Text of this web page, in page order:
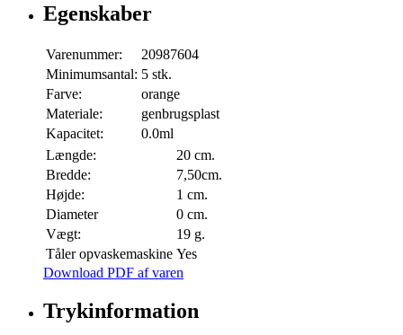
Egenskaber
Varenummer:
20987604
Minimumsantal: 5 stk.
Farve:
orange
Materiale:
genbrugsplast
Kapacitet:
0.0ml
Længde:
20 cm.
Bredde:
7,50cm.
Højde:
1 cm.
Diameter
0 cm.
Vægt:
19 g.
Tåler opvaskemaskine Yes
Download PDF af varen
Trykinformation